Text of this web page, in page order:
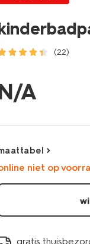
(22)
bikinis-
badpakken/
dieren-
A
niet op
gratis